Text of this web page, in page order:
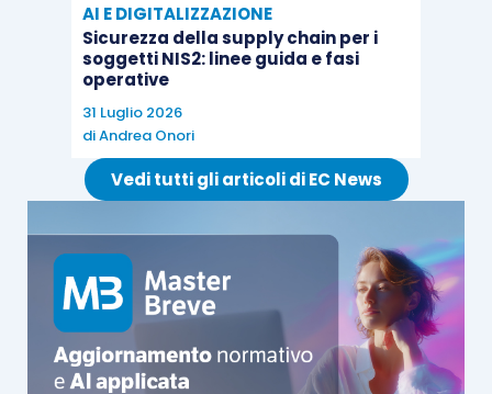
dalConto economicodegli
approvati; in passato, pertanto, leholding
“miste” o “operative”
esercitavano anche altre attività commerciali
più, soggette all’obbligo di comunicazione
approvato due bilanci consecutivi
nei quali
erano verificati irequisiti di “prevalenza”allora
vigenti.
Diversamente, le
cd. “pure” o “statiche”
AI E DIGITALIZZAZIONE
Sicurezza della supply chain per i
soggetti NIS2: linee guida e fasi
operative
31 Luglio 2026
diAndrea Onori
Vedi tutti gli articoli di EC News